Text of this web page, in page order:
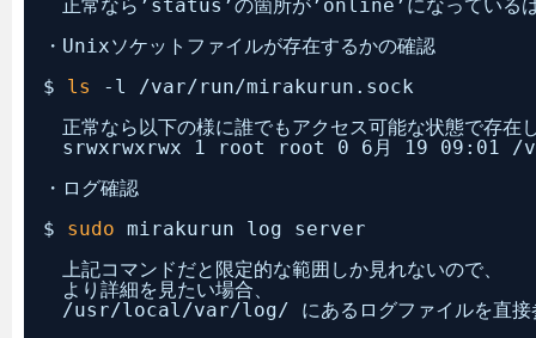
正常なら’status’の箇所が’online’になっている
・Unixソケットファイルが存在するかの確認
$ ls -l /var/run/mirakurun .sock
正常なら以下の様に誰でもアクセス可能な状態で存在
srwxrwxrwx 1 root root 0 6月 19 09:01 /
・ログ確認
$ sudo mirakurun log server
上記コマンドだと限定的な範囲しか見れないので、
より詳細を見たい場合、
/usr/local/var/log/
にあるログファイルを直